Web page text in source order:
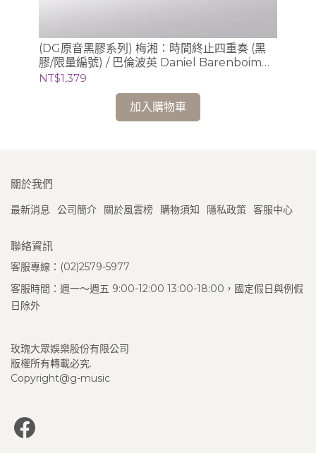
(DG原音黑膠系列) 梅湘：時間終止四重奏 (黑
膠/限量編號) / 巴倫波英 Daniel Barenboim
(鋼琴)
NT$1,379
加入購物車
關於我們
最新消息 公司簡介 關於風雲榜 購物須知 隱私政策 客服中心
聯絡資訊
客服專線：(02)2579-5977
客服時間：週一～週五 9:00-12:00 13:00-18:00，國定假日與例假
日除外
玫瑰大眾娛樂股份有限公司
版權所有轉載必究.
Copyright@g-music